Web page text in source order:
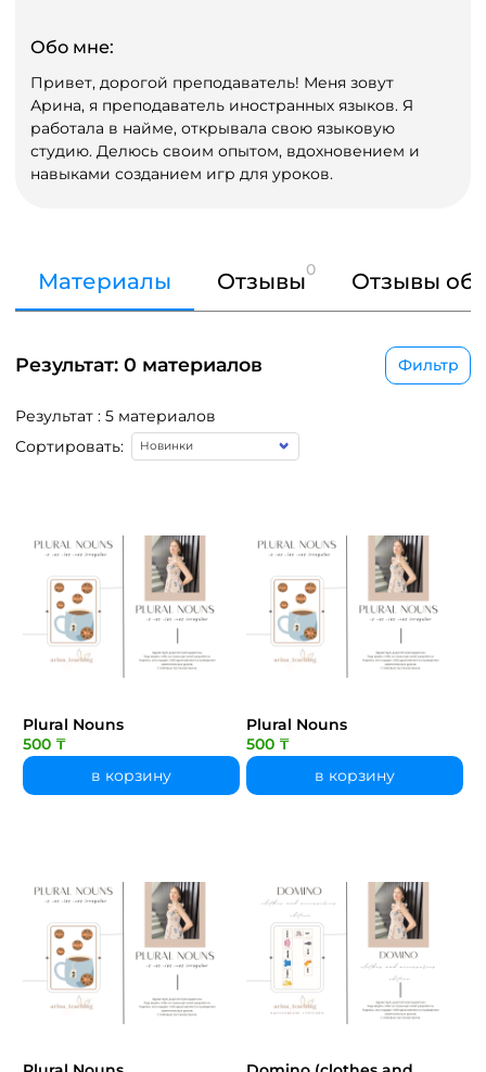
Обо мне:
Привет, дорогой преподаватель! Меня зовут
Арина, я преподаватель иностранных языков. Я
работала в найме, открывала свою языковую
студию. Делюсь своим опытом, вдохновением и
навыками созданием игр для уроков.
Материалы Отзывы0 Отзывы об
Результат: 0 материалов Фильтр
Результат : 5 материалов
Сортировать:
Plural Nouns
500 ₸
в корзину
Plural Nouns
500 ₸
в корзину